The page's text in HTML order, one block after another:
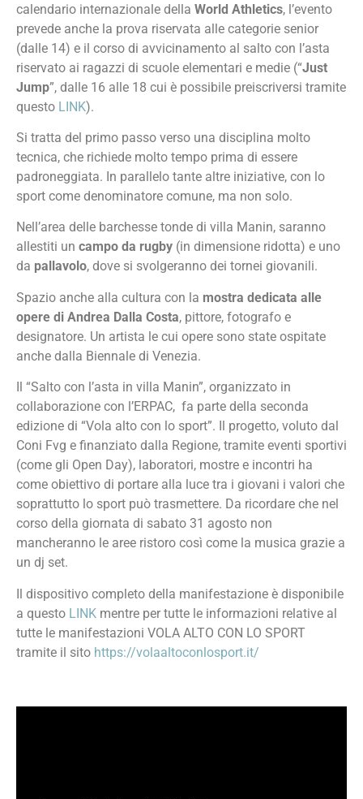
calendario internazionale della World Athletics, l’evento
prevede anche la prova riservata alle categorie senior
(dalle 14) e il corso di avvicinamento al salto con l’asta
riservato ai ragazzi di scuole elementari e medie (“Just
Jump”, dalle 16 alle 18 cui è possibile preiscriversi tramite
questo LINK).
Si tratta del primo passo verso una disciplina molto
tecnica, che richiede molto tempo prima di essere
padroneggiata. In parallelo tante altre iniziative, con lo
sport come denominatore comune, ma non solo.
Nell’area delle barchesse tonde di villa Manin, saranno
allestiti un campo da rugby (in dimensione ridotta) e uno
da pallavolo, dove si svolgeranno dei tornei giovanili.
Spazio anche alla cultura con la mostra dedicata alle
opere di Andrea Dalla Costa, pittore, fotografo e
designatore. Un artista le cui opere sono state ospitate
anche dalla Biennale di Venezia.
Il “Salto con l’asta in villa Manin”, organizzato in
collaborazione con l’ERPAC, fa parte della seconda
edizione di “Vola alto con lo sport”. Il progetto, voluto dal
Coni Fvg e finanziato dalla Regione, tramite eventi sportivi
(come gli Open Day), laboratori, mostre e incontri ha
come obiettivo di portare alla luce tra i giovani i valori che
soprattutto lo sport può trasmettere. Da ricordare che nel
corso della giornata di sabato 31 agosto non
mancheranno le aree ristoro così come la musica grazie a
un dj set.
Il dispositivo completo della manifestazione è disponibile
a questo LINK mentre per tutte le informazioni relative al
tutte le manifestazioni VOLA ALTO CON LO SPORT
tramite il sito https://volaaltoconlosport.it/